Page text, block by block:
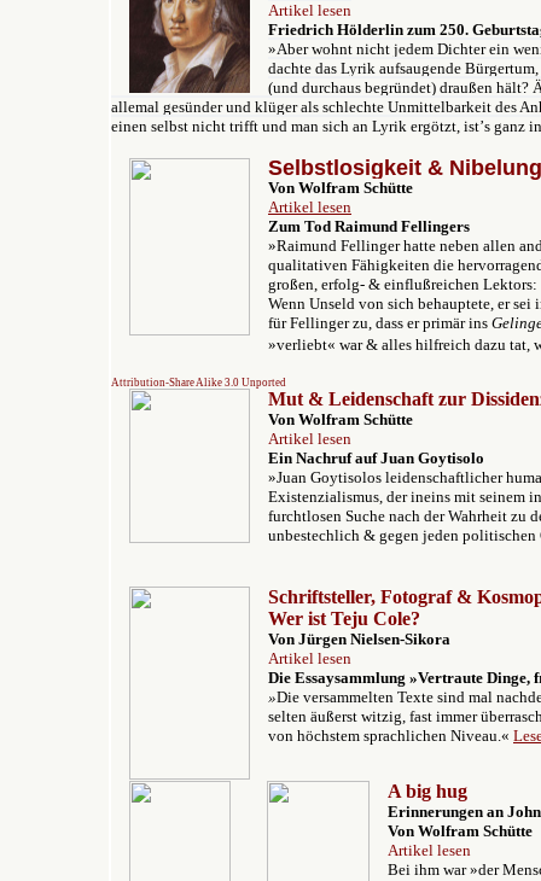
Artikel lesen
Friedrich Hölderlin zum 250.
»Aber wohnt nicht jedem Dichter ein
dachte das Lyrik aufsaugende
(und durchaus begründet) draußen hält?
allemal gesünder und klüger als schlechte Unmittelbarkeit des
einen selbst nicht trifft und man sich an Lyrik ergötzt, istʼs ganz
Selbstlosigkeit &
Von Wolfram Schütte
Artikel lesen
Zum Tod Raimund Fellingers
»Raimund Fellinger hatte neben allen
qualitativen Fähigkeiten die
großen, erfolg- & einflußreichen
Wenn Unseld von sich behauptete, er
für Fellinger zu, dass er primär ins
»verliebt« war & alles hilfreich dazu tat,
Attribution-Share Alike 3.0 Unported
Mut & Leidenschaft zur
Von Wolfram Schütte
Artikel lesen
Ein Nachruf auf Juan Goytisolo
»Juan Goytisolos leidenschaftlicher
Existenzialismus, der ineins mit seinem
furchtlosen Suche nach der Wahrheit zu
unbestechlich & gegen jeden
Schriftsteller, Fotograf &
Wer ist Teju Cole?
Von Jürgen Nielsen-Sikora
Artikel lesen
Die Essaysammlung »Vertraute Dinge,
»Die versammelten Texte sind mal
selten äußerst witzig, fast immer
von höchstem sprachlichen Niveau.«
A big hug
Erinnerungen an
Von Wolfram Schütte
Artikel lesen
Bei ihm war »der